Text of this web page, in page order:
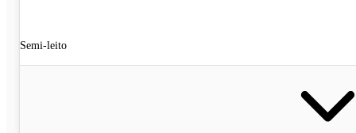
Semi-leito